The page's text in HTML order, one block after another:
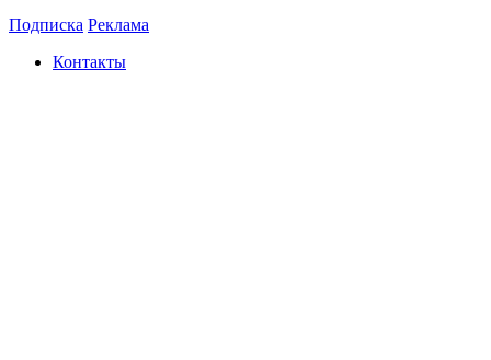
Подписка Реклама
Контакты